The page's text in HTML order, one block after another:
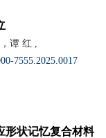
谭 红 ,
7555.2025.0017
形状记忆复合材料